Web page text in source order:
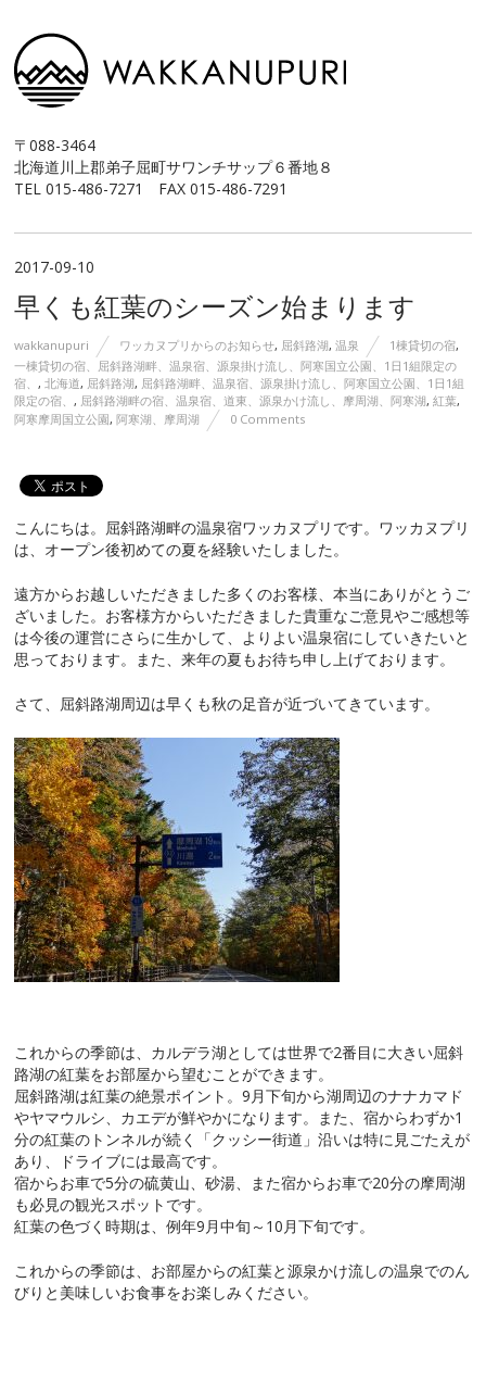
〒088-3464
北海道川上郡弟子屈町サワンチサップ６番地８
TEL 015-486-7271 FAX 015-486-7291
2017-09-10
早くも紅葉のシーズン始まります
wakkanupuri ワッカヌプリからのお知らせ, 屈斜路湖,温泉 1棟貸切の宿,
一棟貸切の宿、屈斜路湖畔、温泉宿、源泉掛け流し、阿寒国立公園、1日1組限定の
宿、,北海道, 屈斜路湖, 屈斜路湖畔、温泉宿、源泉掛け流し、阿寒国立公園、1日1組
限定の宿、, 屈斜路湖畔の宿、温泉宿、道東、源泉かけ流し、摩周湖、阿寒湖,紅葉,
阿寒摩周国立公園,阿寒湖、摩周湖 0 Comments
こんにちは。屈斜路湖畔の温泉宿ワッカヌプリです。ワッカヌプリ
は、オープン後初めての夏を経験いたしました。
遠方からお越しいただきました多くのお客様、本当にありがとうご
ざいました。お客様方からいただきました貴重なご意見やご感想等
は今後の運営にさらに生かして、よりよい温泉宿にしていきたいと
思っております。また、来年の夏もお待ち申し上げております。
さて、屈斜路湖周辺は早くも秋の足音が近づいてきています。
これからの季節は、カルデラ湖としては世界で2番目に大きい屈斜
路湖の紅葉をお部屋から望むことができます。
屈斜路湖は紅葉の絶景ポイント。9月下旬から湖周辺のナナカマド
やヤマウルシ、カエデが鮮やかになります。また、宿からわずか1
分の紅葉のトンネルが続く「クッシー街道」沿いは特に見ごたえが
あり、ドライブには最高です。
宿からお車で5分の硫黄山、砂湯、また宿からお車で20分の摩周湖
も必見の観光スポットです。
紅葉の色づく時期は、例年9月中旬～10月下旬です。
これからの季節は、お部屋からの紅葉と源泉かけ流しの温泉でのん
びりと美味しいお食事をお楽しみください。